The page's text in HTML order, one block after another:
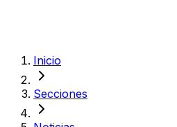
Inicio
Secciones